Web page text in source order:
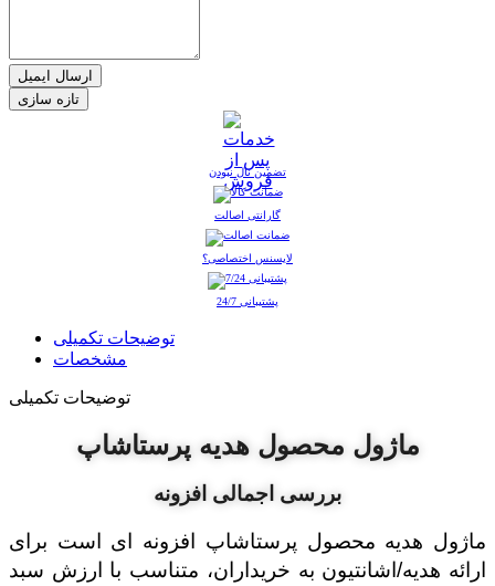
ارسال ایمیل
تضمین نال نبودن
گارانتی اصالت
لایسنس اختصاصی؟
پشتیبانی 24/7
توضیحات تکمیلی
مشخصات
توضیحات تکمیلی
ماژول محصول هدیه پرستاشاپ
بررسی اجمالی افزونه
ماژول هدیه محصول پرستاشاپ افزونه ای است برای
ارائه هدیه/اشانتیون به خریداران، متناسب با ارزش سبد